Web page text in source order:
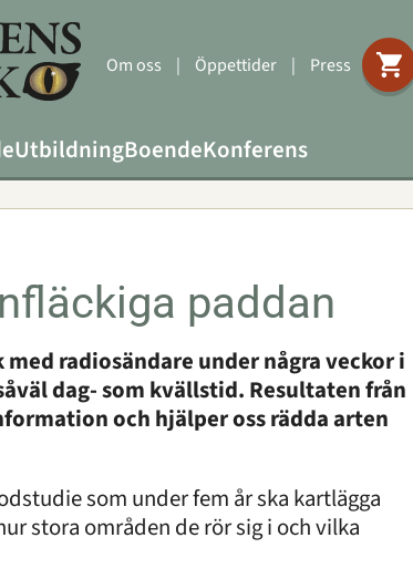
Om oss | Öppettider | Press
UtbildningBoendeKonferens
paddan
radiosändare under några veckor i
dag- som kvällstid. Resultaten från
och hjälper oss rädda arten
som under fem år ska kartlägga
stora områden de rör sig i och vilka